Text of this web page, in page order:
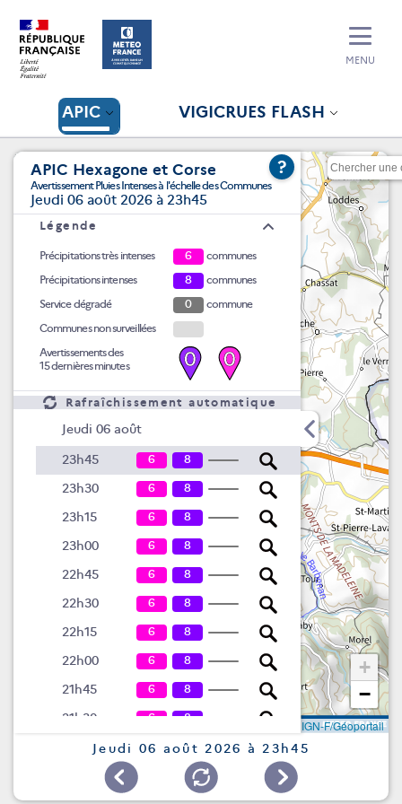
APIC VIGICRUES FLASH
MENU
APIC Hexagone et Corse
Avertissement Pluies Intenses à l'échelle des Communes
Jeudi 06 août 2026 à 23h45
?
Légende
Précipitations très intenses 6
communes
Précipitations intenses
8
communes
Service dégradé
0
commune
Communes non surveillées
Avertissements des
15 dernières minutes
0 0
Rafraîchissement automatique
Jeudi 06 août
23h45 6 8
23h30 6 8
23h15 6 8
23h00 6 8
22h45 6 8
22h30 6 8
22h15 6 8
22h00 6 8
21h45 6 8
21h30 6 8
21h15 6 8
8
+
−
IGN-F/Géoportail
Jeudi 06 août 2026 à 23h45